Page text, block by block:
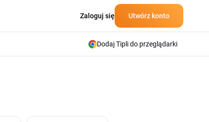
Zaloguj się Utwórz konto
Dodaj Tipli do przeglądarki